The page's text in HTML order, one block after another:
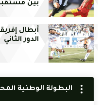
بين
أبطال
الدور الثاني
البطولة الوطنية